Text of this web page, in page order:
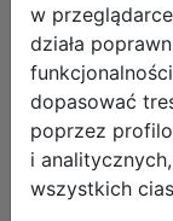
Vallejo:
w
działa
dopasować
poprzez
i
wszystkich